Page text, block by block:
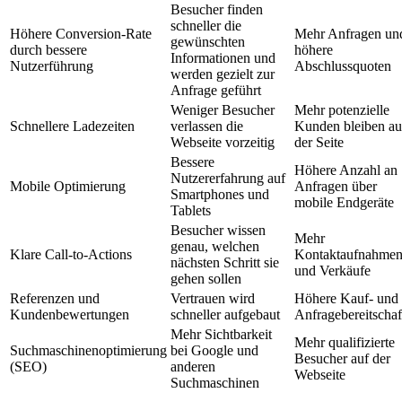
Höhere Conversion-Rate
durch bessere
Nutzerführung
Besucher finden
schneller die
gewünschten
Informationen und
werden gezielt zur
Anfrage geführt
Mehr Anfragen
höhere
Abschlussquoten
Schnellere Ladezeiten
Weniger Besucher
verlassen die
Webseite vorzeitig
Mehr potenzielle
Kunden bleiben
der Seite
Mobile Optimierung
Bessere
Nutzererfahrung auf
Smartphones und
Tablets
Höhere Anzahl an
Anfragen über
mobile Endgeräte
Klare Call-to-Actions
Besucher wissen
genau, welchen
nächsten Schritt sie
gehen sollen
Mehr
Kontaktaufnahmen
und Verkäufe
Referenzen und
Kundenbewertungen
Vertrauen wird
schneller aufgebaut
Höhere Kauf- und
Suchmaschinenoptimierung
(SEO)
Mehr Sichtbarkeit
bei Google und
anderen
Suchmaschinen
Mehr qualifizierte
Besucher auf der
Webseite